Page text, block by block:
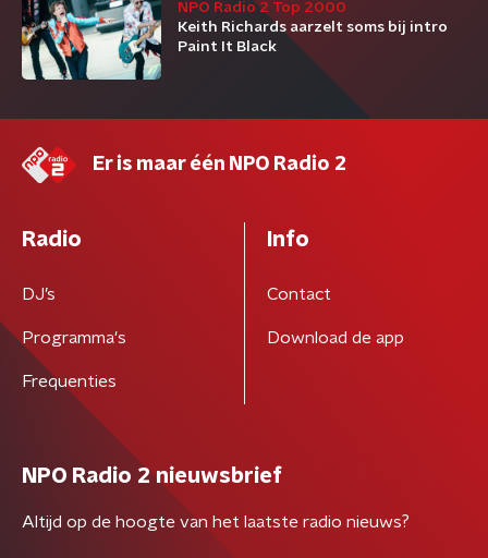
NPO Radio 2 Top 2000
Keith Richards aarzelt soms bij intro
Paint It Black
Er is maar één NPO Radio 2
Radio
DJ’s
Programma's
Frequenties
Info
Contact
Download de app
NPO Radio 2 nieuwsbrief
Altijd op de hoogte van het laatste radio nieuws?